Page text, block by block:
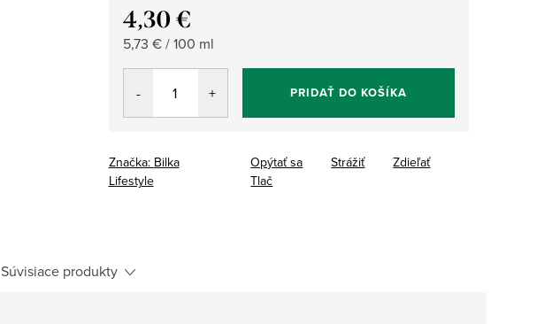
4,30 €
Jednotková
cena:
5,73 € / 100 ml
PRIDAŤ DO KOŠÍKA
Značka: Bilka
Lifestyle
Tlač
Opýtať sa Strážiť Zdieľať
Súvisiace produkty